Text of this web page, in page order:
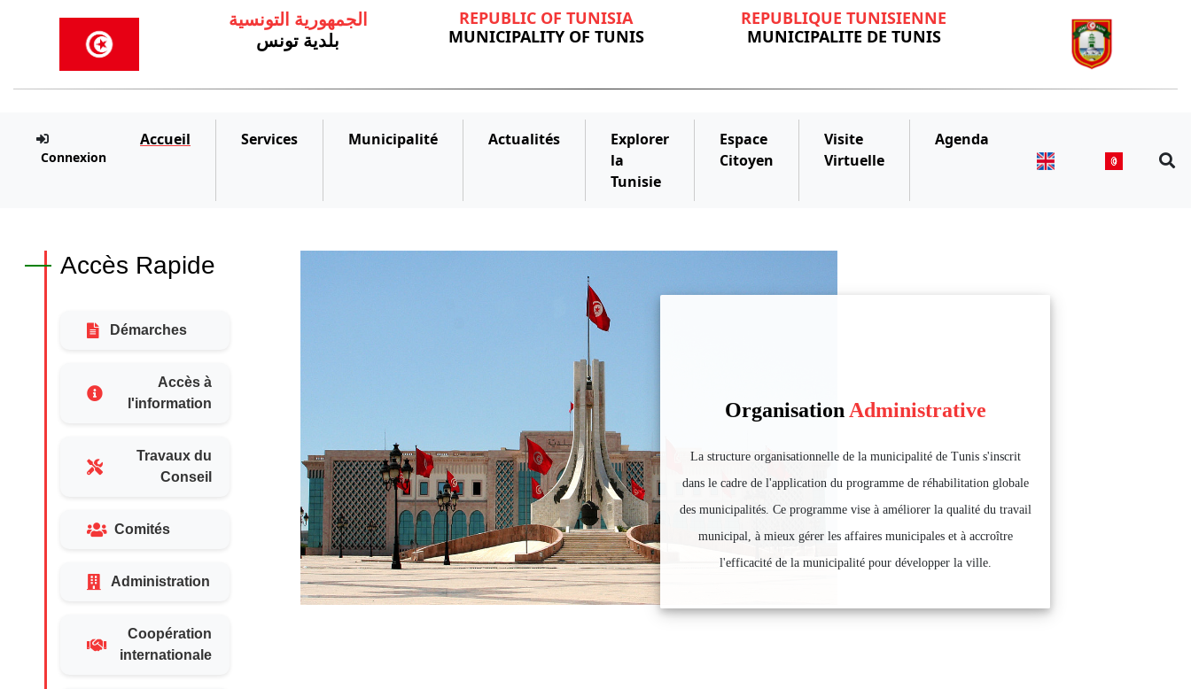
الجمهورية التونسية
بلدية تونس
REPUBLIC OF TUNISIA
MUNICIPALITY OF TUNIS
REPUBLIQUE TUNISIENNE
MUNICIPALITE DE TUNIS
Connexion
Accueil Services Municipalité Actualités
Explorer
la
Tunisie
Espace
Citoyen
Visite
Virtuelle
Agenda
Accès Rapide
Démarches
Accès à
l'information
Travaux du
Conseil
Comités
Administration
Coopération
internationale
Organisation Administrative
La structure organisationnelle de la municipalité de Tunis s'inscrit
dans le cadre de l'application du programme de réhabilitation globale
des municipalités. Ce programme vise à améliorer la qualité du travail
municipal, à mieux gérer les affaires municipales et à accroître
l'efficacité de la municipalité pour développer la ville.